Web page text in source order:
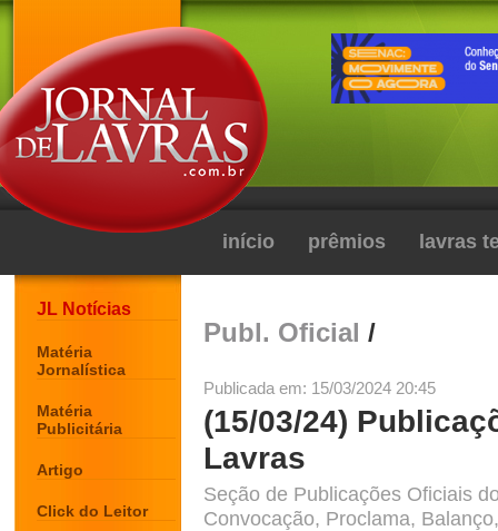
início prêmios lavras
JL Notícias
Matéria
Jornalística
Matéria
Publicitária
Artigo
Click do Leitor
Publ. Oficial /
Publicada em: 15/03/2024 20:45
(15/03/24)
Lavras
Seção de Publicações Oficiais
Convocação, Proclama,